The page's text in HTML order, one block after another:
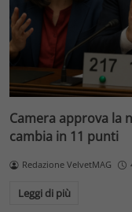
Camera approva la
cambia in 11 punti
Redazione VelvetMAG
Leggi di più